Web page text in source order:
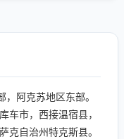
阿克苏地区东部。
车市，西接温宿县，
克自治州特克斯县。